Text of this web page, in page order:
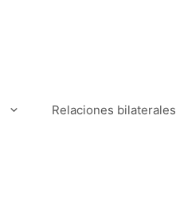
Relaciones bilaterales